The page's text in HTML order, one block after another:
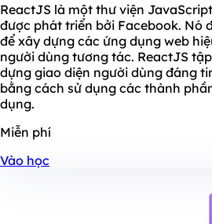
ReactJS là một thư viện
được phát triển bởi Facebook. Nó
để xây dựng các ứng dụng web
người dùng tương tác. ReactJS
dựng giao diện người dùng đáng
bằng cách sử dụng các thành
dụng.
Miễn phí
Vào học